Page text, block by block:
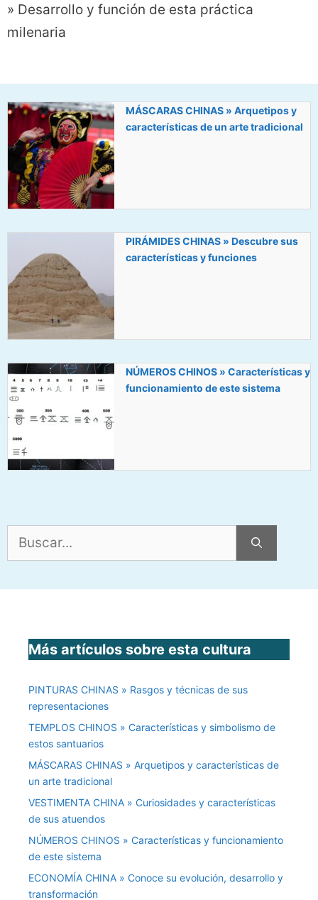
» Desarrollo y función de esta práctica
milenaria
MÁSCARAS CHINAS » Arquetipos y
características de un arte tradicional
PIRÁMIDES CHINAS » Descubre sus
características y funciones
NÚMEROS CHINOS » Características y
funcionamiento de este sistema
Más artículos sobre esta cultura
PINTURAS CHINAS » Rasgos y técnicas de sus
representaciones
TEMPLOS CHINOS » Características y simbolismo de
estos santuarios
MÁSCARAS CHINAS » Arquetipos y características de
un arte tradicional
VESTIMENTA CHINA » Curiosidades y características
de sus atuendos
NÚMEROS CHINOS » Características y funcionamiento
de este sistema
ECONOMÍA CHINA » Conoce su evolución, desarrollo y
transformación